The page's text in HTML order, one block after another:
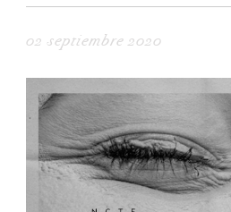
02 septiembre 2020